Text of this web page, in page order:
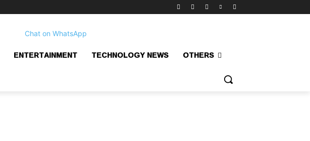
ENTERTAINMENT TECHNOLOGY NEWS OTHERS